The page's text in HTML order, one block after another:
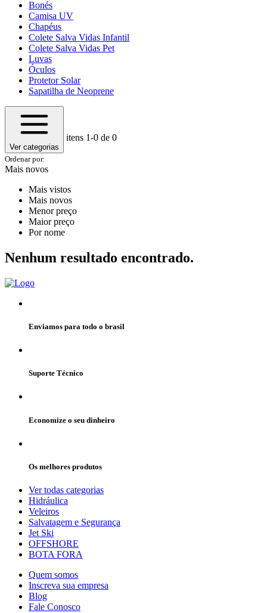
Bonés
Camisa UV
Chapéus
Colete Salva Vidas Infantil
Colete Salva Vidas Pet
Luvas
Óculos
Protetor Solar
Sapatilha de Neoprene
Ver categorias
itens 1-0 de 0
Ordenar por:
Mais novos
Mais vistos
Mais novos
Menor preço
Maior preço
Por nome
Nenhum resultado encontrado.
Enviamos para todo o brasil
Suporte Técnico
Economize o seu dinheiro
Os melhores produtos
Ver todas categorias
Hidráulica
Veleiros
Salvatagem e Segurança
Jet Ski
OFFSHORE
BOTA FORA
Quem somos
Inscreva sua empresa
Blog
Fale Conosco